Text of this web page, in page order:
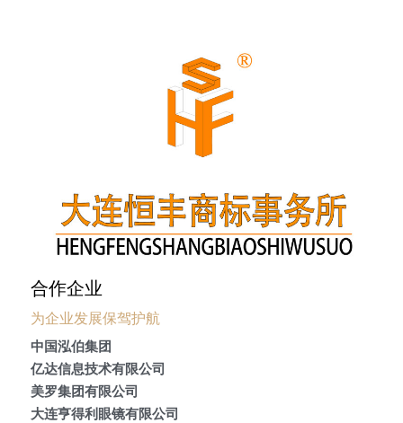
合作企业
为企业发展保驾护航
中国泓伯集团
亿达信息技术有限公司
美罗集团有限公司
大连亨得利眼镜有限公司